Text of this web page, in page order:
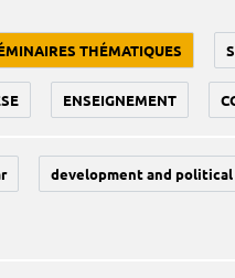
THÉMATIQUES
ENSEIGNEMENT
development and political